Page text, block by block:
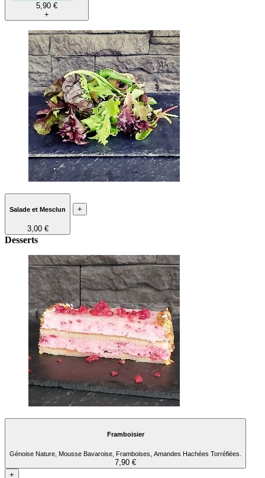
5,90 €
+
Salade et Mesclun
3,00 €
+
Desserts
Framboisier
Génoise Nature, Mousse Bavaroise, Framboises, Amandes Hachées Torréfiées.
7,90 €
+